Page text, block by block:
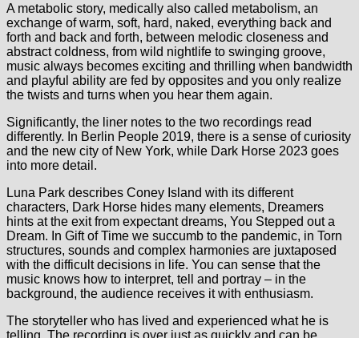
A metabolic story, medically also called metabolism, an
exchange of warm, soft, hard, naked, everything back and
forth and back and forth, between melodic closeness and
abstract coldness, from wild nightlife to swinging groove,
music always becomes exciting and thrilling when bandwidth
and playful ability are fed by opposites and you only realize
the twists and turns when you hear them again.
Significantly, the liner notes to the two recordings read
differently. In Berlin People 2019, there is a sense of curiosity
and the new city of New York, while Dark Horse 2023 goes
into more detail.
Luna Park describes Coney Island with its different
characters, Dark Horse hides many elements, Dreamers
hints at the exit from expectant dreams, You Stepped out a
Dream. In Gift of Time we succumb to the pandemic, in Torn
structures, sounds and complex harmonies are juxtaposed
with the difficult decisions in life. You can sense that the
music knows how to interpret, tell and portray – in the
background, the audience receives it with enthusiasm.
The storyteller who has lived and experienced what he is
telling. The recording is over just as quickly and can be